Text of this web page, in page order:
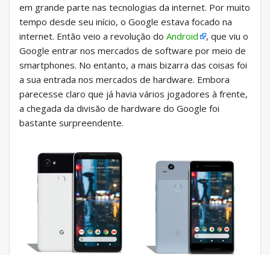
em grande parte nas tecnologias da internet. Por muito
tempo desde seu início, o Google estava focado na
internet. Então veio a revolução do Android
, que viu o
Google entrar nos mercados de software por meio de
smartphones. No entanto, a mais bizarra das coisas foi
a sua entrada nos mercados de hardware. Embora
parecesse claro que já havia vários jogadores à frente,
a chegada da divisão de hardware do Google foi
bastante surpreendente.